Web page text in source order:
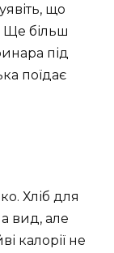
що
Ще більш
під
поїдає
Хліб для
вид, але
калорії не